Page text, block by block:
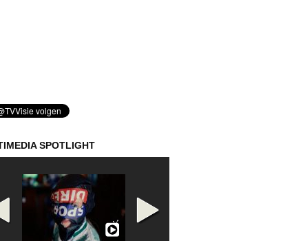
SPOTLIGHT